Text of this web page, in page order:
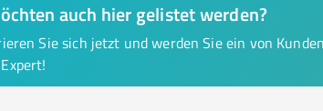
auch hier gelistet werden?
Sie sich jetzt und werden Sie ein von